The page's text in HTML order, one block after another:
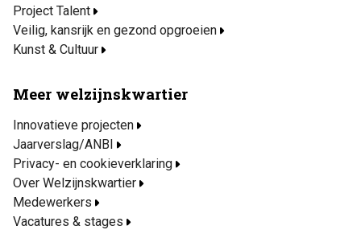
Project Talent
Veilig, kansrijk en gezond opgroeien
Kunst & Cultuur
Meer welzijnskwartier
Innovatieve projecten
Jaarverslag/ANBI
Privacy- en cookieverklaring
Over Welzijnskwartier
Medewerkers
Vacatures & stages